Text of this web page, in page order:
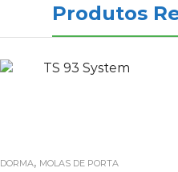
Produtos
DORMA, MOLAS DE PORTA